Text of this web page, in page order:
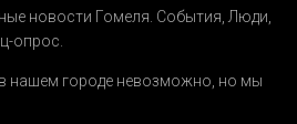
новости Гомеля. События Люди
опрос
в нашем городе невозможно, но мы